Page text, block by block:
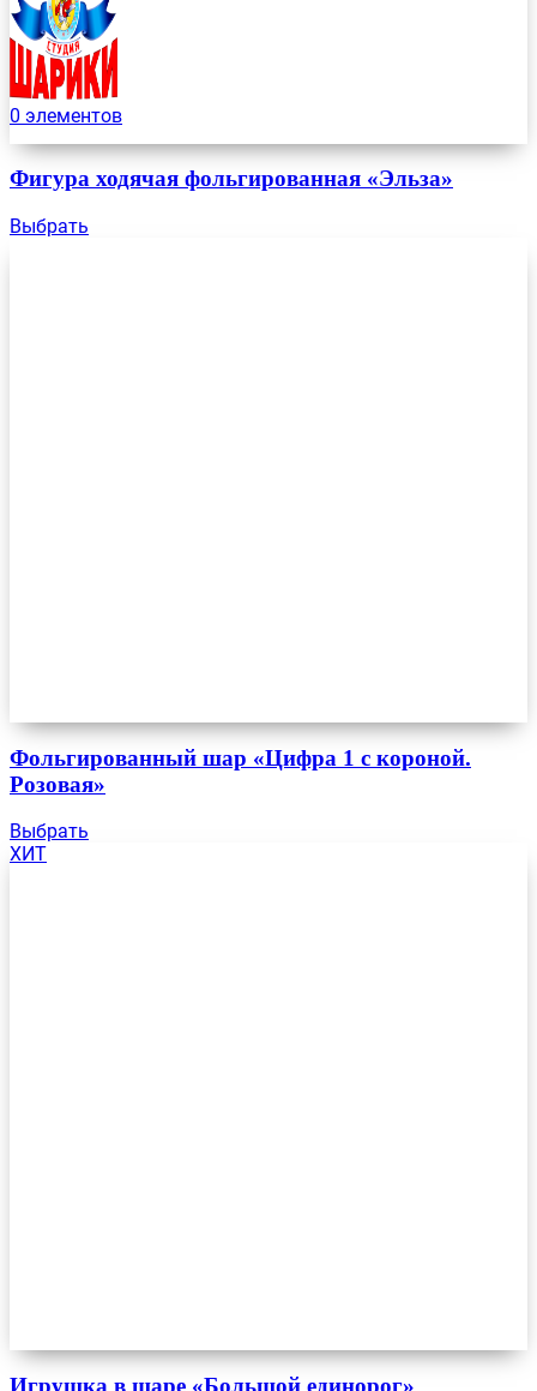
0 элементов
Фигура ходячая фольгированная «Эльза»
Выбрать
Фольгированный шар «Цифра 1 с короной.
Розовая»
Выбрать
ХИТ
Игрушка в шаре «Большой единорог»